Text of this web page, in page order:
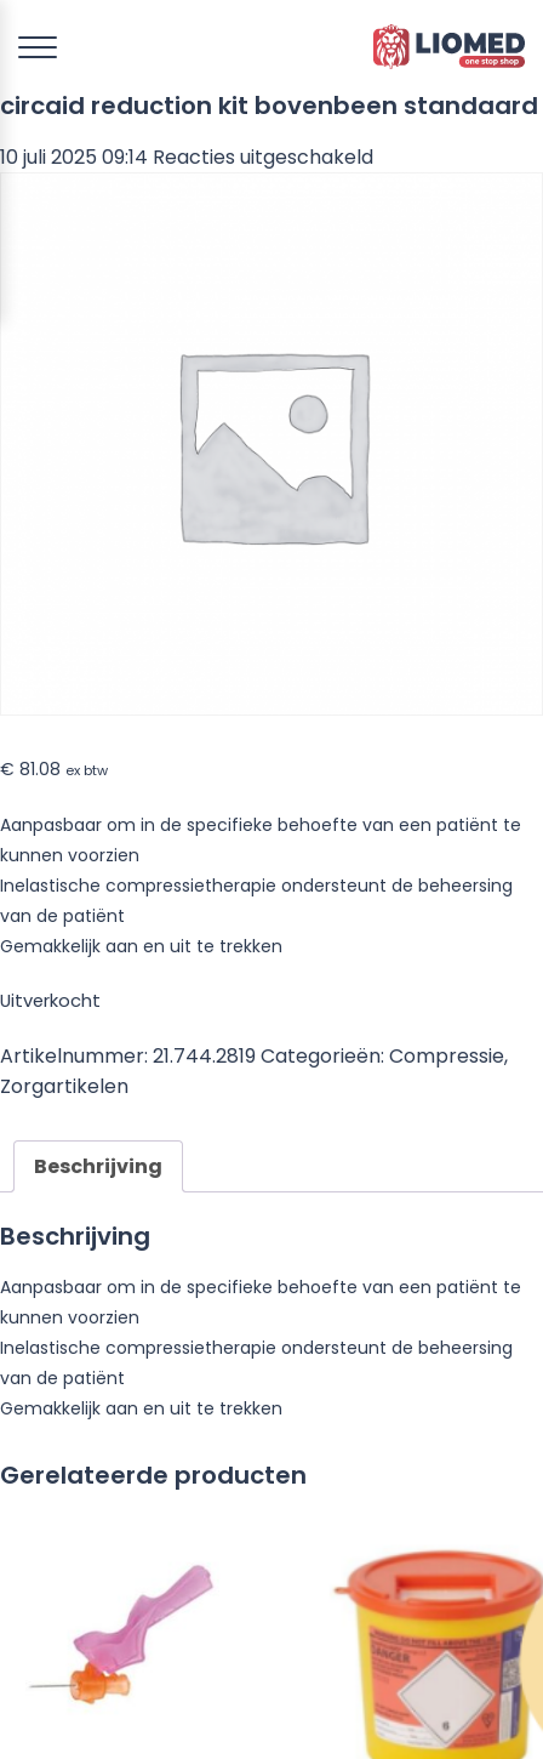
circaid reduction kit bovenbeen standaard
10 juli 2025 09:14 Reacties uitgeschakeldvoor
€ 81.08 ex btw
Aanpasbaar om in de specifieke behoefte van een patiënt te
kunnen voorzien
Inelastische compressietherapie ondersteunt de beheersing
van de patiënt
Gemakkelijk aan en uit te trekken
Uitverkocht
Artikelnummer: 21.744.2819Categorieën: Compressie,
Zorgartikelen
Beschrijving
Beschrijving
Aanpasbaar om in de specifieke behoefte van een patiënt te
kunnen voorzien
Inelastische compressietherapie ondersteunt de beheersing
van de patiënt
Gemakkelijk aan en uit te trekken
Gerelateerde producten